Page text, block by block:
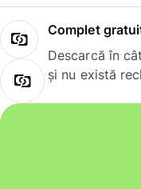
Complet
Descarcă în
și nu există